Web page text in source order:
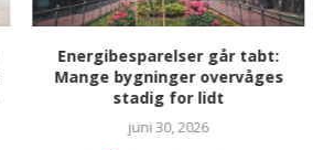
Energibesparelser går tabt:
Mange bygninger overvåges
stadig for lidt
juni 30, 2026